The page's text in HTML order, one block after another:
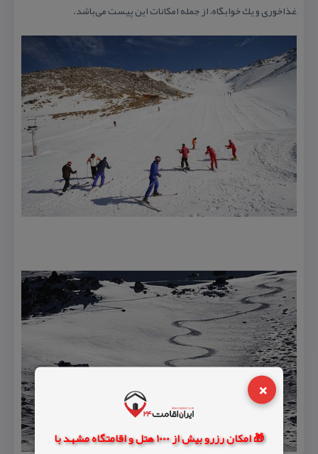
×
🎁 امکان رزرو بیش از 1000 هتل و اقامتگاه مشهد با
غذاخوری و یك خوابگاه، از جمله امكانات این پیست می‌باشد.